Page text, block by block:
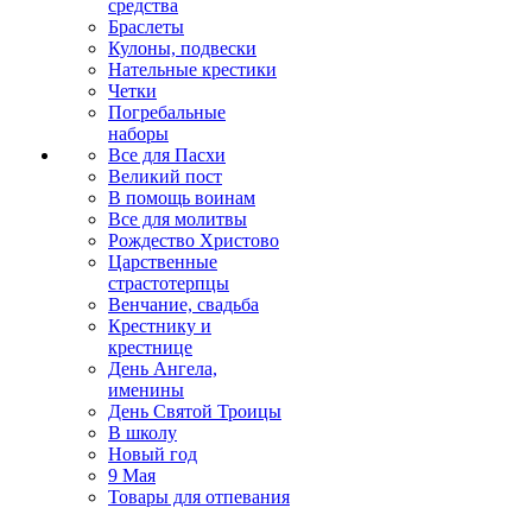
средства
Браслеты
Кулоны, подвески
Нательные крестики
Четки
Погребальные
наборы
Все для Пасхи
Великий пост
В помощь воинам
Все для молитвы
Рождество Христово
Царственные
страстотерпцы
Венчание, свадьба
Крестнику и
крестнице
День Ангела,
именины
День Святой Троицы
В школу
Новый год
9 Мая
Товары для отпевания